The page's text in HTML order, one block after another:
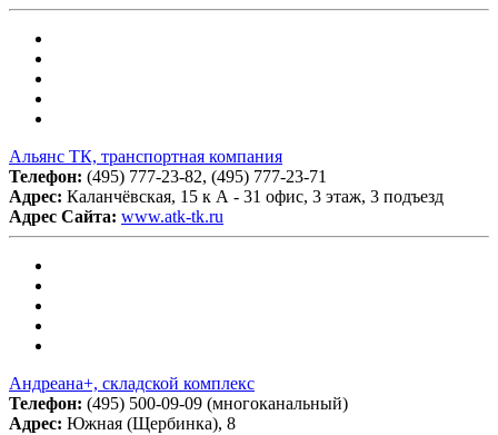
Альянс ТК, транспортная компания
Телефон: (495) 777-23-82, (495) 777-23-71
Адрес: Каланчёвская, 15 к А - 31 офис, 3 этаж, 3 подъезд
Адрес Сайта: www.atk-tk.ru
Андреана+, складской комплекс
Телефон: (495) 500-09-09 (многоканальный)
Адрес: Южная (Щербинка), 8